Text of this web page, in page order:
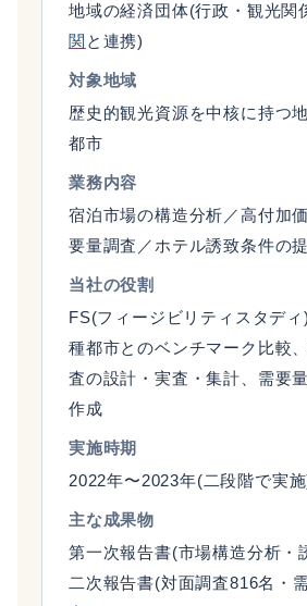
地域の経済団体(行政・観光関
関 と連携)
対象地域
歴史的観光資源を中核に持つ
都市
業務内容
宿泊市場の構造分析／高付加
要量調査／ホテル誘致条件の
当社の役割
FS(フィージビリティスタディ
種都市とのベンチマーク比較
査の設計・実査・集計、需要
作成
実施時期
2022年〜2023年(二段階で実
主な成果物
第一次報告書(市場構造分析・
二次報告書(対面調査816名・